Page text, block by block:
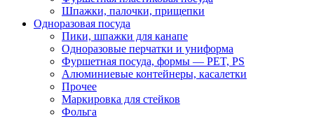
Шпажки, палочки, прищепки
Одноразовая посуда
Пики, шпажки для канапе
Одноразовые перчатки и униформа
Фуршетная посуда, формы — PET, PS
Алюминиевые контейнеры, касалетки
Прочее
Маркировка для стейков
Фольга